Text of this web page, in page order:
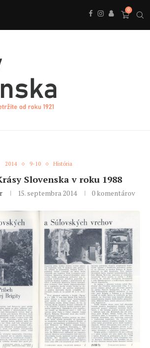
0
2014 9-10 História
Slovenska v roku 1988
15. septembra 2014 0 komentárov